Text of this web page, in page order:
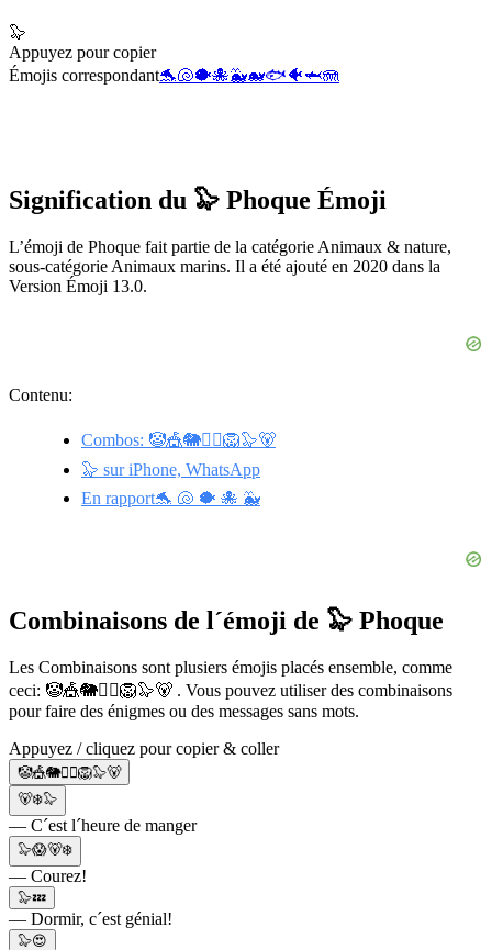
🦭
Appuyez pour copier
Émojis correspondant🐬🐚🐡🐙🐳🐋🐟🐠🦈🪼
Signification du 🦭 Phoque Émoji
L’émoji de Phoque fait partie de la catégorie Animaux & nature,
sous-catégorie Animaux marins. Il a été ajouté en 2020 dans la
Version Émoji 13.0.
Contenu:
Combos: 🤡🎪🐘🤹‍♂🦁🦭🐻
🦭 sur iPhone, WhatsApp
En rapport🐬 🐚 🐡 🐙 🐳
Combinaisons de l´émoji de 🦭 Phoque
Les Combinaisons sont plusiers émojis placés ensemble, comme
ceci: 🤡🎪🐘🤹‍♂🦁🦭🐻 . Vous pouvez utiliser des combinaisons
pour faire des énigmes ou des messages sans mots.
Appuyez / cliquez pour copier & coller
🤡🎪🐘🤹‍♂🦁🦭🐻
🐻‍❄️🦭
— C´est l´heure de manger
🦭😱🐻‍❄️
— Courez!
🦭💤
— Dormir, c´est génial!
🦭😍